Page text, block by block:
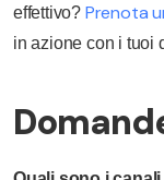
effettivo? Prenota
in azione con i tuoi